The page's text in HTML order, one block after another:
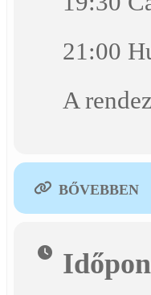
21:00
A
BŐVEBBEN